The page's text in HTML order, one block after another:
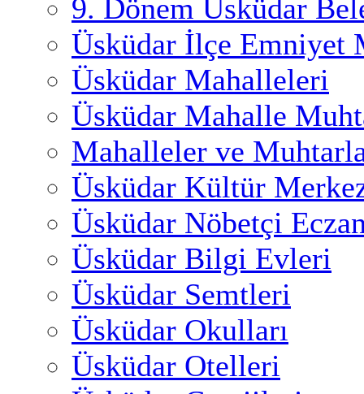
9. Dönem Üsküdar
Üsküdar İlçe Emniyet
Üsküdar Mahalleleri
Üsküdar Mahalle
Mahalleler ve
Üsküdar Kültür
Üsküdar Nöbetçi
Üsküdar Bilgi Evleri
Üsküdar Semtleri
Üsküdar Okulları
Üsküdar Otelleri